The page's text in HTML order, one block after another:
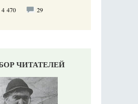
4 470 29
ЧИТАТЕЛЕЙ